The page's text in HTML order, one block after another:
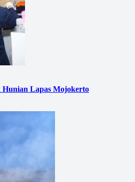
Hunian Lapas Mojokerto